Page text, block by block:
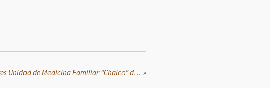
Visita Martí Batres Unidad de Medicina Familiar “Chalco” del ISSSTE, en el Estado de México »